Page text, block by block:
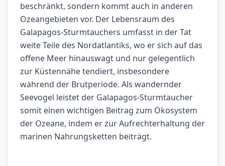
beschränkt, sondern kommt auch in anderen
Ozeangebieten vor. Der Lebensraum des
Galapagos-Sturmtauchers umfasst in der Tat
weite Teile des Nordatlantiks, wo er sich auf das
offene Meer hinauswagt und nur gelegentlich
zur Küstennähe tendiert, insbesondere
während der Brutperiode. Als wandernder
Seevogel leistet der Galapagos-Sturmtaucher
somit einen wichtigen Beitrag zum Ökosystem
der Ozeane, indem er zur Aufrechterhaltung der
marinen Nahrungsketten beiträgt.